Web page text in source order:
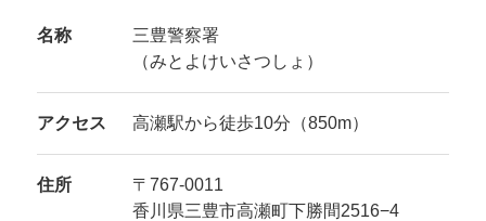
名称
三豊警察署
（みとよけいさつしょ）
アクセス 高瀬駅から徒歩10分（850m）
住所
〒767-0011
香川県三豊市高瀬町下勝間2516−4